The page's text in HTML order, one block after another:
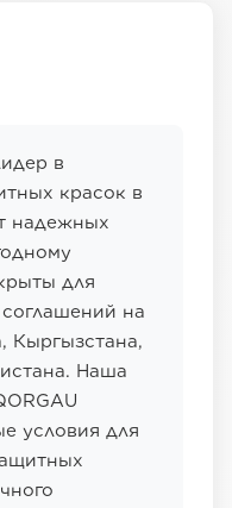
в
красок в
надежных
для
на
Кыргызстана,
Наша
условия для